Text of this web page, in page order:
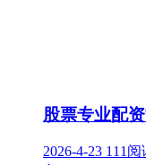
股票专业配
2026-4-23 111阅